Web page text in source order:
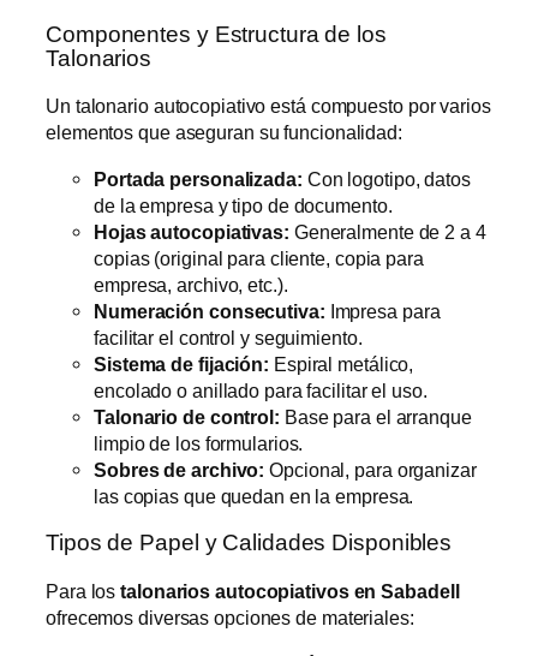
Componentes y Estructura de los
Talonarios
Un talonario autocopiativo está compuesto por varios
elementos que aseguran su funcionalidad:
Portada personalizada: Con logotipo, datos
de la empresa y tipo de documento.
Hojas autocopiativas: Generalmente de 2 a 4
copias (original para cliente, copia para
empresa, archivo, etc.).
Numeración consecutiva: Impresa para
facilitar el control y seguimiento.
Sistema de fijación: Espiral metálico,
encolado o anillado para facilitar el uso.
Talonario de control: Base para el arranque
limpio de los formularios.
Sobres de archivo: Opcional, para organizar
las copias que quedan en la empresa.
Tipos de Papel y Calidades Disponibles
Para lostalonarios autocopiativos en Sabadell
ofrecemos diversas opciones de materiales: